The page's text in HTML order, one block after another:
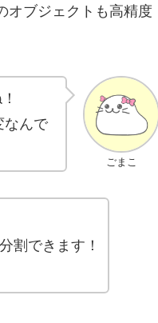
オブジェクトも高精度
ごまこ
なんで
割できます！